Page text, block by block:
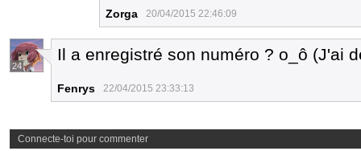
Zorga 20/04/2015 22:46:09
24
Il a enregistré son numéro ? o_ô (J'ai
Fenrys 22/04/2015 23:33:13
Connecte-toi pour commenter